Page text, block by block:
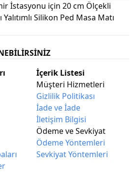
İstasyonu için 20 cm Ölçekli
Silikon Ped Masa Matı
İçerik Listesi
Müşteri Hizmetleri
Gizlilik Politikası
İade ve İade
İletişim Bilgisi
Ödeme ve Sevkiyat
Ödeme Yöntemleri
Sevkiyat Yöntemleri